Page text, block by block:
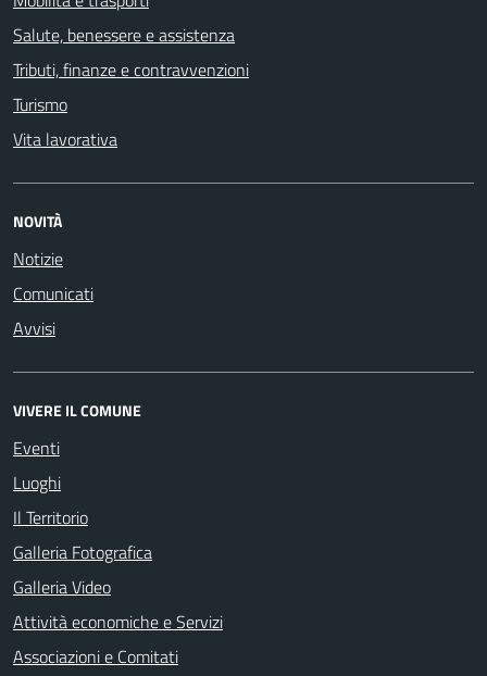
Salute, benessere e assistenza
Tributi, finanze e contravvenzioni
Turismo
Vita lavorativa
NOVITÀ
Notizie
Comunicati
Avvisi
VIVERE IL COMUNE
Eventi
Luoghi
Il Territorio
Galleria Fotografica
Galleria Video
Attività economiche e Servizi
Associazioni e Comitati